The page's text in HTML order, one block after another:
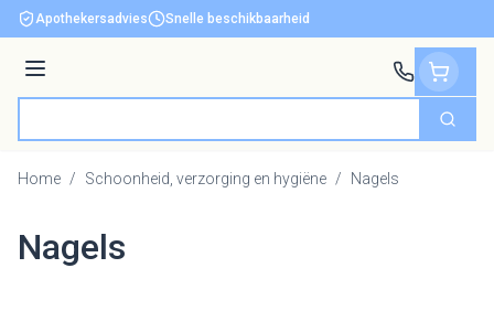
Ga naar de inhoud
Apothekersadvies Snelle beschikbaarheid
Menu
Zoek
Home / Schoonheid, verzorging en hygiëne / Nagels
Nagels